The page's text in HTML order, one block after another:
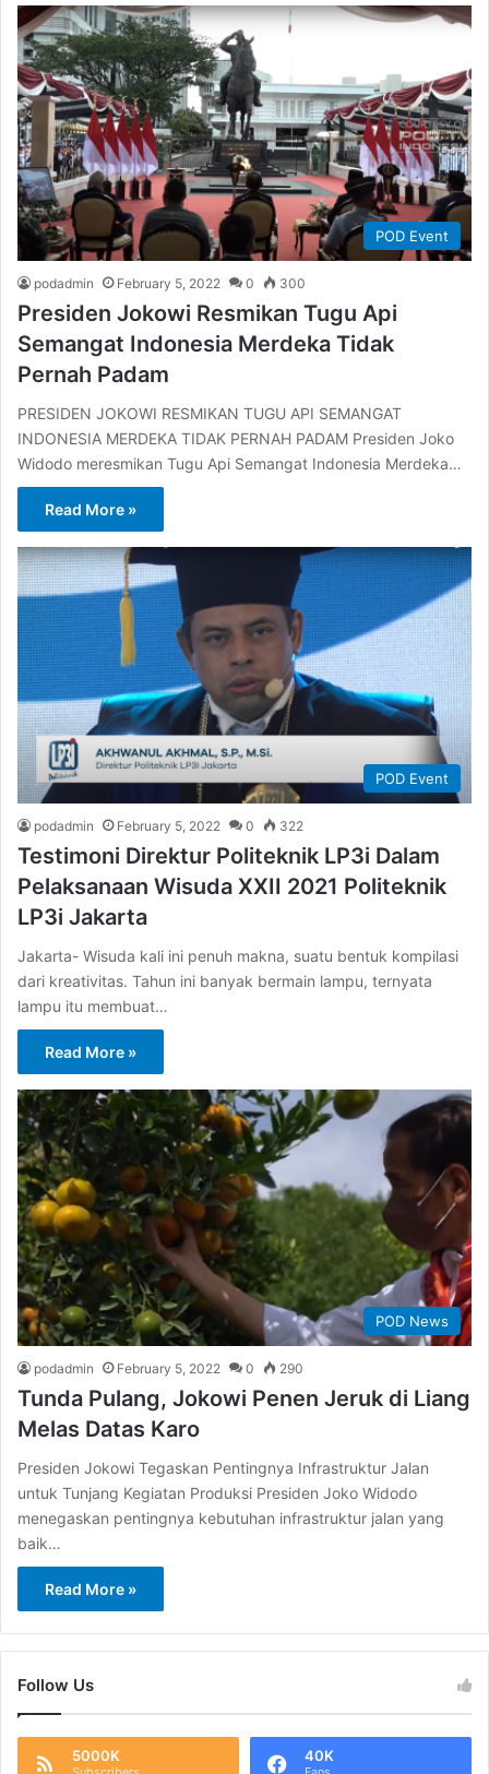
POD Event
podadmin February 5, 2022 0 300
Presiden Jokowi Resmikan Tugu Api
Semangat Indonesia Merdeka Tidak
Pernah Padam
PRESIDEN JOKOWI RESMIKAN TUGU API SEMANGAT
INDONESIA MERDEKA TIDAK PERNAH PADAM Presiden Joko
Widodo meresmikan Tugu Api Semangat Indonesia Merdeka…
Read More »
POD Event
podadmin February 5, 2022 0 322
Testimoni Direktur Politeknik LP3i Dalam
Pelaksanaan Wisuda XXII 2021 Politeknik
LP3i Jakarta
Jakarta- Wisuda kali ini penuh makna, suatu bentuk kompilasi
dari kreativitas. Tahun ini banyak bermain lampu, ternyata
lampu itu membuat…
Read More »
POD News
podadmin February 5, 2022 0 290
Tunda Pulang, Jokowi Penen Jeruk di Liang
Melas Datas Karo
Presiden Jokowi Tegaskan Pentingnya Infrastruktur Jalan
untuk Tunjang Kegiatan Produksi Presiden Joko Widodo
menegaskan pentingnya kebutuhan infrastruktur jalan yang
baik…
Read More »
Follow Us
5000K 40K